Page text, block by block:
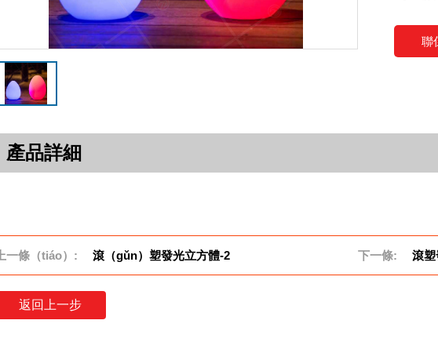
聯
產品詳細
上一條（tiáo）: 滾（gǔn）塑發光立方體-2 下一條: 滾
返回上一步